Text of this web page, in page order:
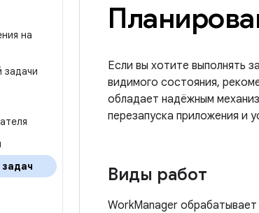
на
Если вы хотите выполнять
видимого состояния,
обладает надёжным
перезапуска приложения и
Виды работ
WorkManager